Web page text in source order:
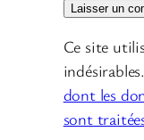
Ce site
indésirables.
dont les
sont